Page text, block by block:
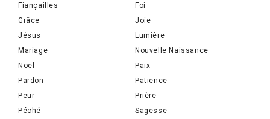
Fiançailles
Foi
Grâce
Joie
Jésus
Lumière
Mariage
Nouvelle Naissance
Noël
Paix
Pardon
Patience
Peur
Prière
Péché
Sagesse